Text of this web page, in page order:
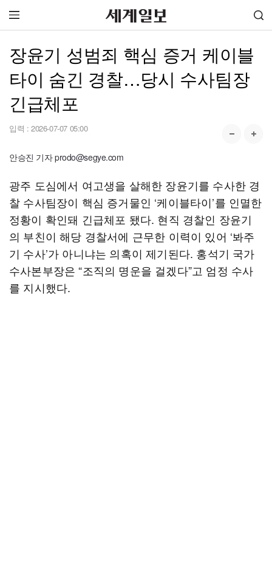
장윤기 성범죄 핵심 증거 케이블
타이 숨긴 경찰…당시 수사팀장
긴급체포
입력 : 2026-07-07 05:00
안승진 기자 prodo@segye.com
광주 도심에서 여고생을 살해한 장윤기를 수사한 경
찰 수사팀장이 핵심 증거물인 ‘케이블타이’를 인멸한
정황이 확인돼 긴급체포 됐다. 현직 경찰인 장윤기
의 부친이 해당 경찰서에 근무한 이력이 있어 ‘봐주
기 수사’가 아니냐는 의혹이 제기된다. 홍석기 국가
수사본부장은 “조직의 명운을 걸겠다”고 엄정 수사
를 지시했다.